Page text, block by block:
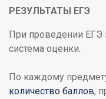
РЕЗУЛЬТАТЫ ЕГЭ
При проведении ЕГЭ
система оценки.
По каждому
количество баллов,